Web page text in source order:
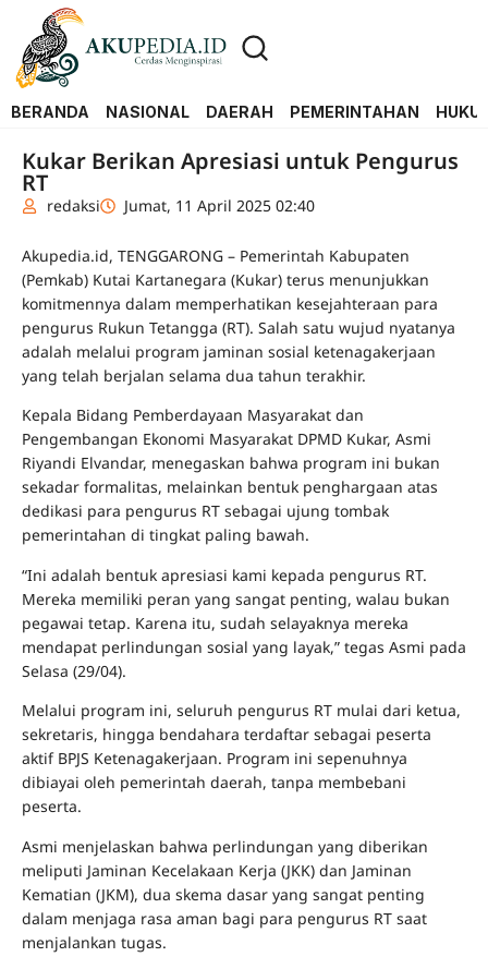
BERANDA NASIONAL DAERAH PEMERINTAHAN
Kukar Berikan Apresiasi untuk Pengurus
RT
redaksi Jumat, 11 April 2025 02:40
Akupedia.id, TENGGARONG – Pemerintah Kabupaten
(Pemkab) Kutai Kartanegara (Kukar) terus menunjukkan
komitmennya dalam memperhatikan kesejahteraan para
pengurus Rukun Tetangga (RT). Salah satu wujud nyatanya
adalah melalui program jaminan sosial ketenagakerjaan
yang telah berjalan selama dua tahun terakhir.
Kepala Bidang Pemberdayaan Masyarakat dan
Pengembangan Ekonomi Masyarakat DPMD Kukar, Asmi
Riyandi Elvandar, menegaskan bahwa program ini bukan
sekadar formalitas, melainkan bentuk penghargaan atas
dedikasi para pengurus RT sebagai ujung tombak
pemerintahan di tingkat paling bawah.
“Ini adalah bentuk apresiasi kami kepada pengurus RT.
Mereka memiliki peran yang sangat penting, walau bukan
pegawai tetap. Karena itu, sudah selayaknya mereka
mendapat perlindungan sosial yang layak,” tegas Asmi pada
Selasa (29/04).
Melalui program ini, seluruh pengurus RT mulai dari ketua,
sekretaris, hingga bendahara terdaftar sebagai peserta
aktif BPJS Ketenagakerjaan. Program ini sepenuhnya
dibiayai oleh pemerintah daerah, tanpa membebani
peserta.
Asmi menjelaskan bahwa perlindungan yang diberikan
meliputi Jaminan Kecelakaan Kerja (JKK) dan Jaminan
Kematian (JKM), dua skema dasar yang sangat penting
dalam menjaga rasa aman bagi para pengurus RT saat
menjalankan tugas.